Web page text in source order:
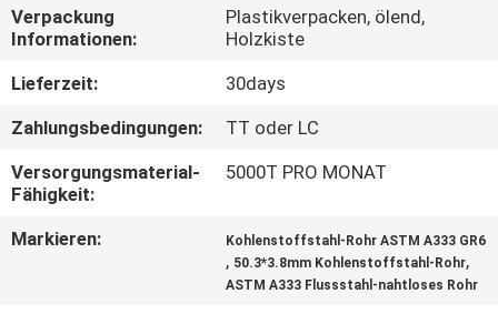
TRETEN
SIE
MIT
IN
VERBINDUNG
Verpackung
Informationen:
Plastikverpacken, ölend,
Holzkiste
Lieferzeit:
30days
Zahlungsbedingungen:
TT oder LC
Versorgungsmaterial-
Fähigkeit:
5000T PRO MONAT
Markieren: Kohlenstoffstahl-Rohr ASTM A333 GR6
, 50.3*3.8mm Kohlenstoffstahl-Rohr,
ASTM A333 Flussstahl-nahtloses Rohr